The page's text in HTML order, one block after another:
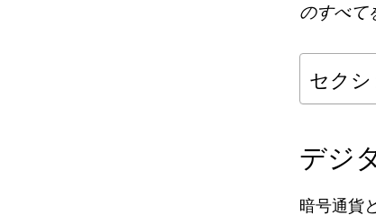
のすべて
セクシ
デジ
暗号通貨